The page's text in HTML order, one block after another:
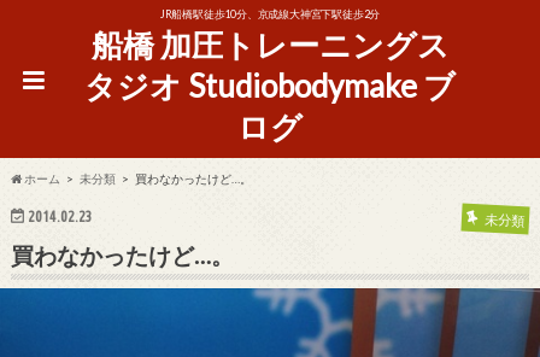
JR船橋駅徒歩10分、京成線大神宮下駅徒歩2分
船橋 加圧トレーニングス
タジオ Studiobodymake ブ
ログ
ホーム 未分類 買わなかったけど…。
2014.02.23 未分類
買わなかったけど…。